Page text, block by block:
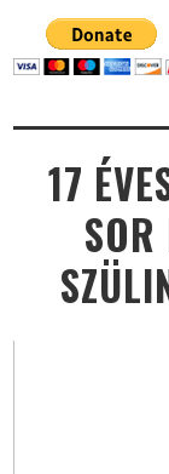
17